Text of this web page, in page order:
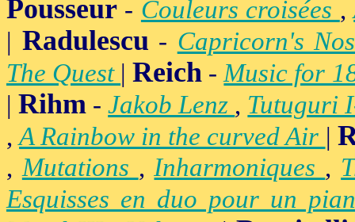
Pousseur - Couleurs croisées ,
| Radulescu - Capricorn's
The Quest |Reich -Music for
|Rihm -Jakob Lenz , Tutuguri
,A Rainbow in the curved Air |
,Mutations ,Inharmoniques ,
Esquisses en duo pour un